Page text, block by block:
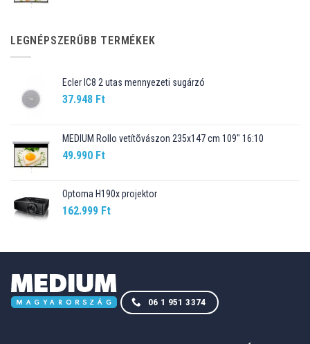
89.990 Ft.76.499 Ft.
LEGNÉPSZERŰBB TERMÉKEK
Ecler IC8 2 utas mennyezeti sugárzó
37.948 Ft
MEDIUM Rollo vetítõvászon 235x147 cm 109" 16:10
49.990 Ft
Optoma H190x projektor
162.999 Ft
06 1 951 3374